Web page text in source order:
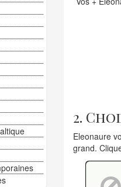
2.
Eleonaure
grand.